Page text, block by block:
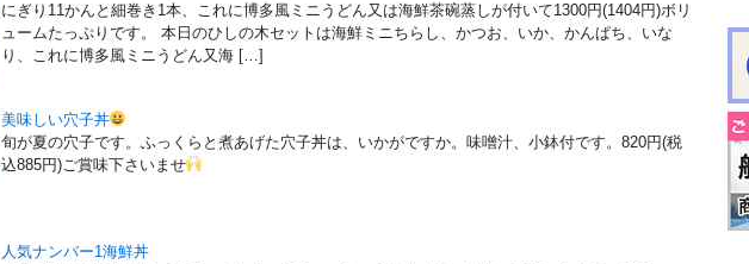
にぎり11かんと細巻き1本、これに博多風ミニうどん又は海鮮茶碗蒸しが付いて1300円(1404円)ボリ
ュームたっぷりです。 本日のひしの木セットは海鮮ミニちらし、かつお、いか、かんぱち、いな
り、これに博多風ミニうどん又海 […]
美味しい穴子丼
旬が夏の穴子です。ふっくらと煮あげた穴子丼は、いかがですか。味噌汁、小鉢付です。820円(税
込885円)ご賞味下さいませ
人気ナンバー1海鮮丼